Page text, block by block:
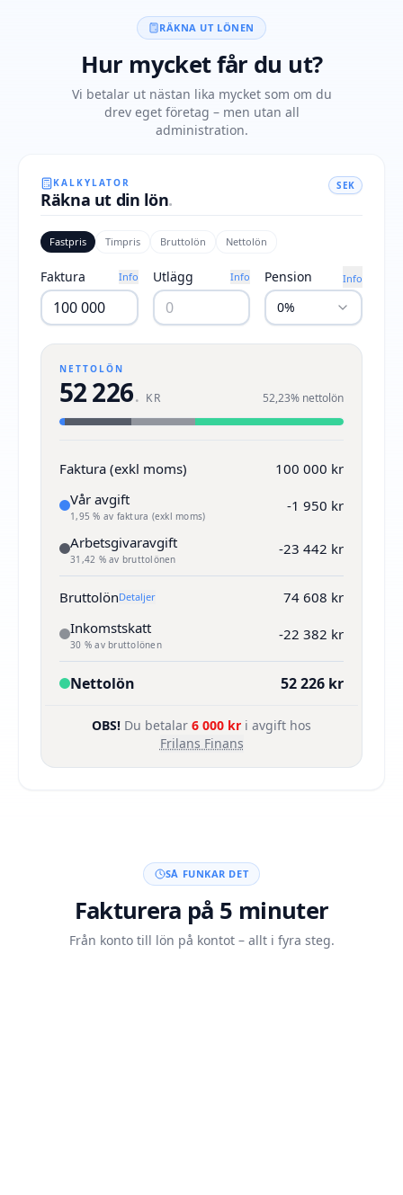
RÄKNA UT LÖNEN
Hur mycket får du ut?
Vi betalar ut nästan lika mycket som om du
drev eget företag – men utan all
administration.
KALKYLATOR
Räkna ut din lön.
SEK
Fastpris Timpris Bruttolön Nettolön
Faktura Info Utlägg Info Pension Info
0%
NETTOLÖN
52 226. KR 52,23% nettolön
Faktura (exkl moms)
100 000 kr
Vår avgift
1,95 % av faktura (exkl moms)
-1 950 kr
Arbetsgivaravgift
31,42 % av bruttolönen
-23 442 kr
BruttolönDetaljer
74 608 kr
Inkomstskatt
30 % av bruttolönen
-22 382 kr
Nettolön 52 226 kr
OBS! Du betalar 6 000 kr i avgift hos
Frilans Finans
SÅ FUNKAR DET
Fakturera på 5 minuter
Från konto till lön på kontot – allt i fyra steg.